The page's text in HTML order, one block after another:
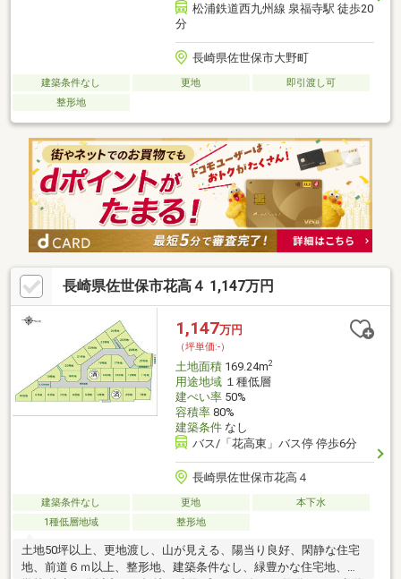
松浦鉄道西九州線 泉福寺駅 徒歩20
分
長崎県佐世保市大野町
建築条件なし 更地
即引渡し可
整形地
長崎県佐世保市花高４ 1,147万円
1,147万円
（坪単価:-）
土地面積169.24m2
用途地域１種低層
建ぺい率50%
容積率80%
建築条件なし
バス/「花高東」バス停 停歩6分
長崎県佐世保市花高４
建築条件なし 更地
本下水
1種低層地域
整形地
土地50坪以上、更地渡し、山が見える、陽当り良好、閑静な住宅
地、前道６ｍ以上、整形地、建築条件なし、緑豊かな住宅地、小